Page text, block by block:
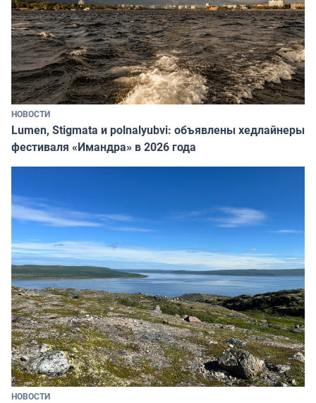
НОВОСТИ
Lumen, Stigmata и polnalyubvi: объявлены хедлайнеры
фестиваля «Имандра» в 2026 года
НОВОСТИ